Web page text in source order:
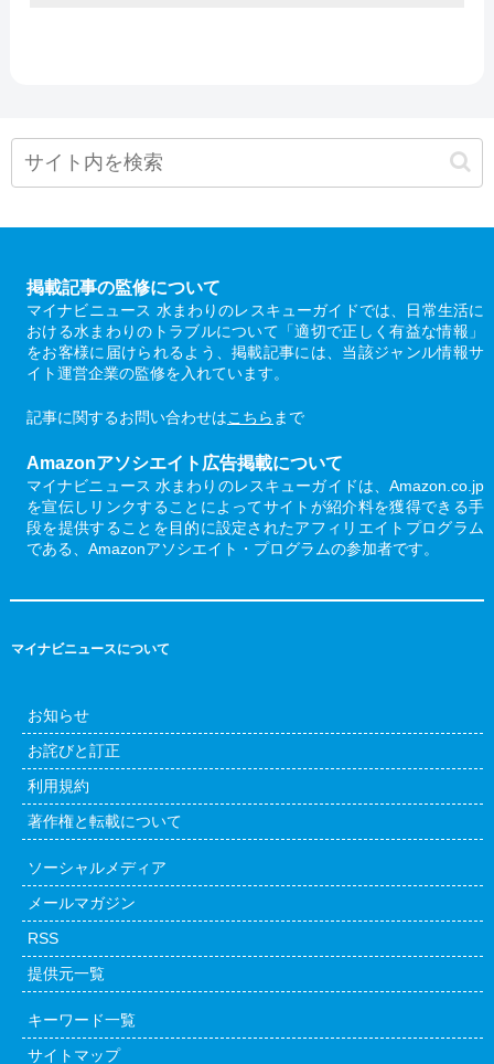
掲載記事の監修について
マイナビニュース 水まわりのレスキューガイドでは、日常生活に
おける水まわりのトラブルについて「適切で正しく有益な情報」
をお客様に届けられるよう、掲載記事には、当該ジャンル情報サ
イト運営企業の監修を入れています。
記事に関するお問い合わせはこちら まで
Amazonアソシエイト広告掲載について
マイナビニュース 水まわりのレスキューガイドは、Amazon.co.jp
を宣伝しリンクすることによってサイトが紹介料を獲得できる手
段を提供することを目的に設定されたアフィリエイトプログラム
である、Amazonアソシエイト・プログラムの参加者です。
マイナビニュースについて
お知らせ
お詫びと訂正
利用規約
著作権と転載について
ソーシャルメディア
メールマガジン
RSS
提供元一覧
キーワード一覧
サイトマップ